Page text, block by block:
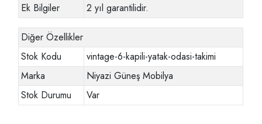
Ek Bilgiler
2 yıl garantilidir.
Diğer Özellikler
Stok Kodu
vintage-6-kapili-yatak-odasi-takimi
Marka
Niyazi Güneş Mobilya
Stok Durumu
Var